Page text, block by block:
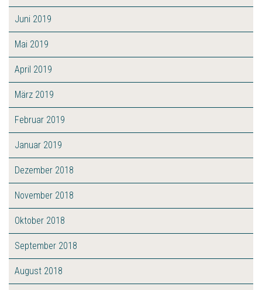
Juni 2019
Mai 2019
April 2019
März 2019
Februar 2019
Januar 2019
Dezember 2018
November 2018
Oktober 2018
September 2018
August 2018